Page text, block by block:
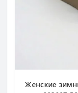
Женские